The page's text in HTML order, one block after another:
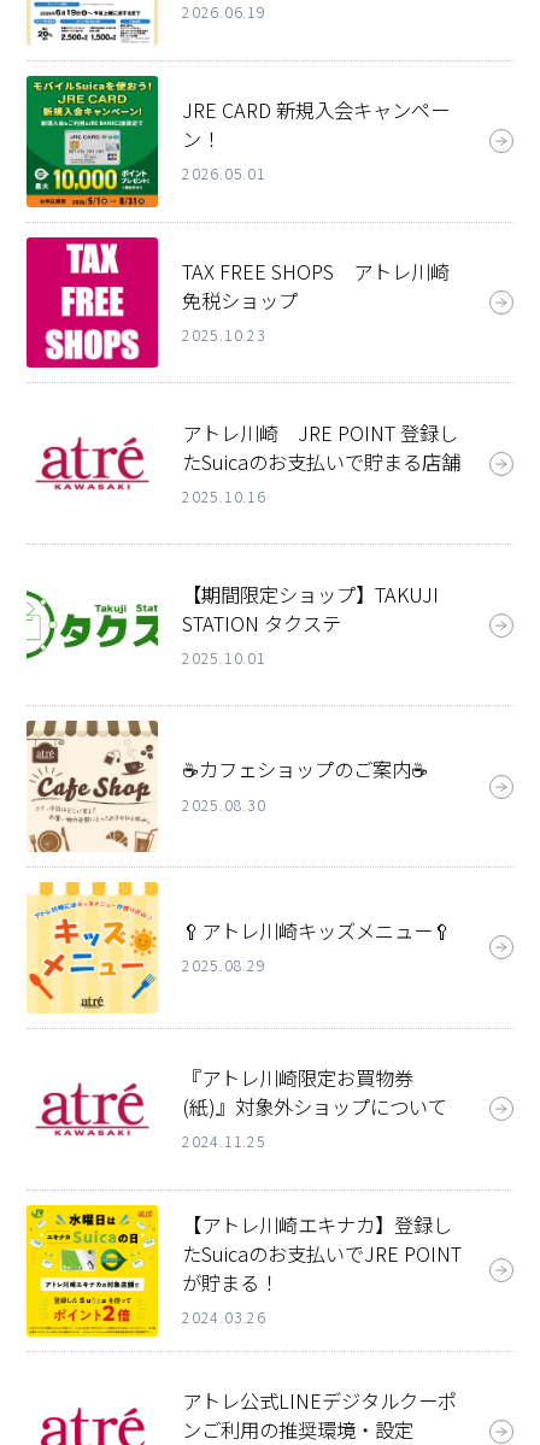
2026.06.19
JRE CARD 新規入会キャンペー
ン！
2026.05.01
TAX FREE SHOPS アトレ川崎
免税ショップ
2025.10.23
アトレ川崎 JRE POINT 登録し
たSuicaのお支払いで貯まる店舗
2025.10.16
【期間限定ショップ】TAKUJI
STATION タクステ
2025.10.01
☕カフェショップのご案内☕
2025.08.30
🥄アトレ川崎キッズメニュー🥄
2025.08.29
『アトレ川崎限定お買物券
(紙)』対象外ショップについて
2024.11.25
【アトレ川崎エキナカ】登録し
たSuicaのお支払いでJRE POINT
が貯まる！
2024.03.26
アトレ公式LINEデジタルクーポ
ンご利用の推奨環境・設定